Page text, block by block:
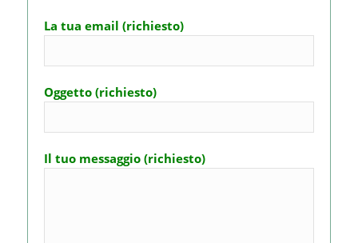
La tua email (richiesto)
Oggetto (richiesto)
Il tuo messaggio (richiesto)